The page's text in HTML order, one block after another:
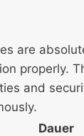
are
properly.
and
Dauer